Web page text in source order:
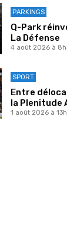
PARKINGS
Q-Park
La Défense
4 août 2026 à
SPORT
Entre
la Plenitude
1 août 2026 à